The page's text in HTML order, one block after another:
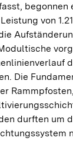
begonnen
von
Die
durften um